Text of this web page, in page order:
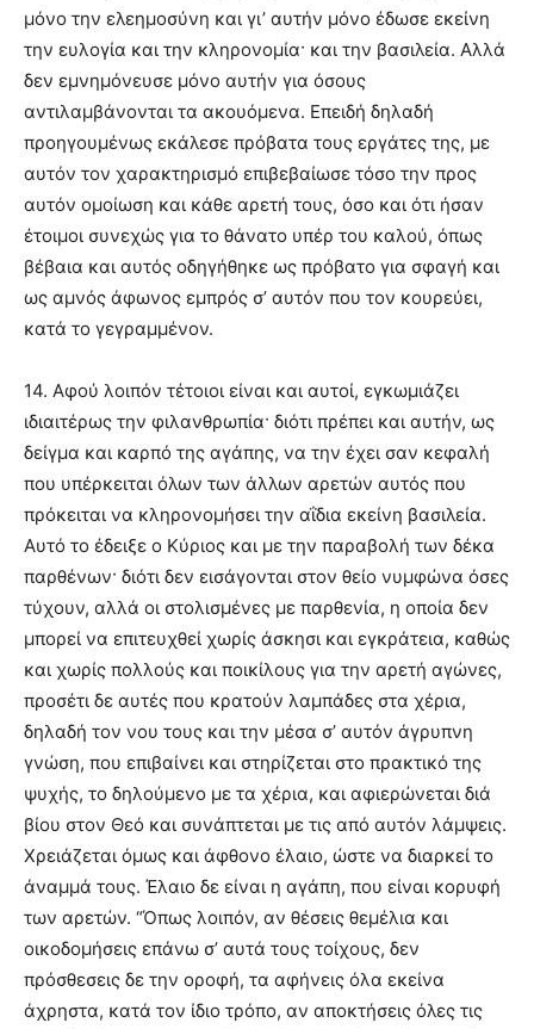
μόνο την ελεημοσύνη και γι’ αυτήν μόνο έδωσε εκείνη
την ευλογία και την κληρονομία· και την βασιλεία. Αλλά
δεν εμνημόνευσε μόνο αυτήν για όσους
αντιλαμβάνονται τα ακουόμενα. Επειδή δηλαδή
προηγουμένως εκάλεσε πρόβατα τους εργάτες της, με
αυτόν τον χαρακτηρισμό επιβεβαίωσε τόσο την προς
αυτόν ομοίωση και κάθε αρετή τους, όσο και ότι ήσαν
έτοιμοι συνεχώς για το θάνατο υπέρ του καλού, όπως
βέβαια και αυτός οδηγήθηκε ως πρόβατο για σφαγή και
ως αμνός άφωνος εμπρός σ’ αυτόν που τον κουρεύει,
κατά το γεγραμμένον.
14. Αφού λοιπόν τέτοιοι είναι και αυτοί, εγκωμιάζει
ιδιαιτέρως την φιλανθρωπία· διότι πρέπει και αυτήν, ως
δείγμα και καρπό της αγάπης, να την έχει σαν κεφαλή
που υπέρκειται όλων των άλλων αρετών αυτός που
πρόκειται να κληρονομήσει την αΐδια εκείνη βασιλεία.
Αυτό το έδειξε ο Κύριος και με την παραβολή των δέκα
παρθένων· διότι δεν εισάγονται στον θείο νυμφώνα όσες
τύχουν, αλλά οι στολισμένες με παρθενία, η οποία δεν
μπορεί να επιτευχθεί χωρίς άσκησι και εγκράτεια, καθώς
και χωρίς πολλούς και ποικίλους για την αρετή αγώνες,
προσέτι δε αυτές που κρατούν λαμπάδες στα χέρια,
δηλαδή τον νου τους και την μέσα σ’ αυτόν άγρυπνη
γνώση, που επιβαίνει και στηρίζεται στο πρακτικό της
ψυχής, το δηλούμενο με τα χέρια, και αφιερώνεται διά
βίου στον Θεό και συνάπτεται με τις από αυτόν λάμψεις.
Χρειάζεται όμως και άφθονο έλαιο, ώστε να διαρκεί το
άναμμά τους. Έλαιο δε είναι η αγάπη, που είναι κορυφή
των αρετών. “Όπως λοιπόν, αν θέσεις θεμέλια και
οικοδομήσεις επάνω σ’ αυτά τους τοίχους, δεν
πρόσθεσεις δε την οροφή, τα αφήνεις όλα εκείνα
άχρηστα, κατά τον ίδιο τρόπο, αν αποκτήσεις όλες τις